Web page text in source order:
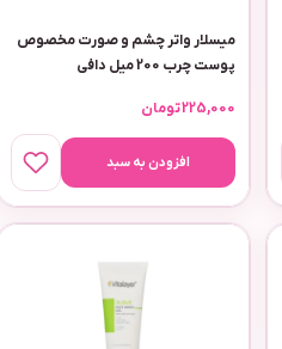
میسلار واتر چشم و صورت مخصوص
پوست چرب 200 میل دافی
225,000تومان
افزودن به سبد